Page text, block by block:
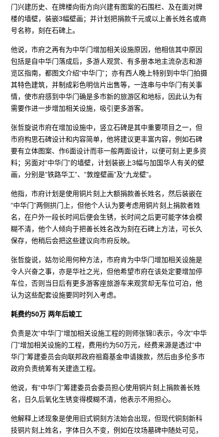
门兴建历史、在牌楼向街方向兴建有图案的石围栏、及在面对牌
楼的墙壁，装嵌3幅壁画；并计划把捐款千元或以上善长姓名或商
号名称，刻在石碑上。
他说，市府之再有为中华门增加相关设施原因，他相信其中原因
包括是自中华门落成后，多游人观赏、有多册本地主流杂志和游
览区指南，都图文介绍“中华门”；亦有西人晚上特别到中华门拍摄
其特色建筑，并制成彩色明信片出售等，一连串与中华门有关事
情，使市府感到中华门确是多市新的旅游区和地标，因此认为有
需要作进一步增加相关设施，吸引更多游客。
张哲旋说市府在增加设施中，竖立石碑是其中重要项目之一，但
市府构思石碑设计和内容简单，他将建议更丰富内容，例如石碑
要有立体图案、作6面设计而非一般两面设计，以便可刻上更多资
料；另面对“中华门”的墙壁，计划装嵌上3幅与加国华人有关的壁
画，分别是“铁路华工”、“敦煌壁画”及“九龙壁”。
他指，市府计划是使用铜片刻上大额捐款善长姓名，然后装嵌在
“中华门”两侧拱门上，但他个人认为要考虑用铜片刻上捐款者姓
名，在户外一段长时间后便会生锈，长时间之后更可能字体会模
糊不清，他个人倾向于把善长姓名改为刻在石碑上方法，可长久
保存，他稍后会把这些建议向市府反映。
张哲旋说，姑勿论用何种方法，市府肯为中华门增加相关设施是
令人兴奋之事，亦是华社之光，但他希望市府在该处定要增加停
车位，否则当日后有更多游客座旅游车来观赏却无车位可泊，他
认为这些配套设施要同时列入考虑。
耗费约50万 两年后竣工
负责是次“中华门”增加相关设施工程的则师张锦表示，今次“中华
门”增加相关设施的工程，费用约为50万元，经费来源是透过“中
华门”筹建委员会向联邦政府祖裔基金申请拨款，然后由多伦多市
政府负责统筹有关建造工程。
他说，有“中华门”筹建委员会委员担心使用铜片刻上捐款善长姓
名，日久后氧化生锈变得模糊不清，他表示不用担心。
他解释上述现象是使用旧式铜刻方法始会出现，但现代铜刻新科
技铜片刻上姓名，字体日久不变，例如在坟场墓碑中随处可见，